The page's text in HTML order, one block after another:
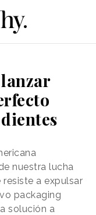
nuestra lucha
a expulsar
packaging
solución a